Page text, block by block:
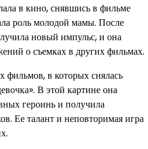
в кино, снявшись в фильме
роль молодой мамы. После
новый импульс, и она
о съемках в других фильмах.
фильмов, в которых снялась
В этой картине она
героинь и получила
Ее талант и неповторимая игра